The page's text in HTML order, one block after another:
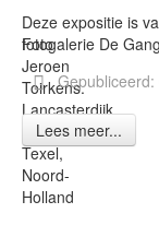
Foto
Jeroen
Toirkens.
Lancasterdijk
Texel,
Noord-
Holland
Deze expositie is
fotogalerie De
Lees meer...